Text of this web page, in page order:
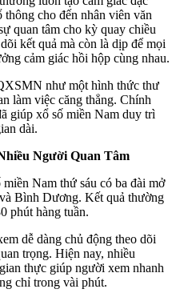
cho đến nhân viên văn
quan tâm cho kỳ quay chiều
kết quả mà còn là dịp để mọi
cảm giác hồi hộp cùng nhau.
như một hình thức thư
làm việc căng thẳng. Chính
giúp xổ số miền Nam duy trì
dài.
Người Quan Tâm
Nam thứ sáu có ba đài mở
Bình Dương. Kết quả thường
phút hàng tuần.
dễ dàng chủ động theo dõi
trọng. Hiện nay, nhiều
thực giúp người xem nhanh
chỉ trong vài phút.